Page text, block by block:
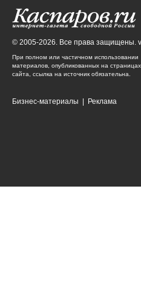
© 2005-2026. Все права защищены.
При полном или частичном использовании
материалов, опубликованных на страницах
сайта, ссылка на источник обязательна.
Бизнес-материалы Реклама